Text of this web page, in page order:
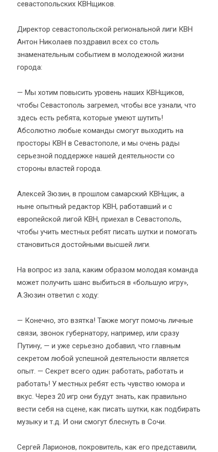
севастопольских КВНщиков.
Директор севастопольской региональной лиги КВН
Антон Николаев поздравил всех со столь
знаменательным событием в молодежной жизни
города:
— Мы хотим повысить уровень наших КВНщиков,
чтобы Севастополь загремел, чтобы все узнали, что
здесь есть ребята, которые умеют шутить!
Абсолютно любые команды смогут выходить на
просторы КВН в Севастополе, и мы очень рады
серьезной поддержке нашей деятельности со
стороны властей города.
Алексей Зюзин, в прошлом самарский КВНщик, а
ныне опытный редактор КВН, работавший и с
европейской лигой КВН, приехал в Севастополь,
чтобы учить местных ребят писать шутки и помогать
становиться достойными высшей лиги.
На вопрос из зала, каким образом молодая команда
может получить шанс выбиться в «большую игру»,
А.Зюзин ответил с ходу:
— Конечно, это взятка! Также могут помочь личные
связи, звонок губернатору, например, или сразу
Путину, — и уже серьезно добавил, что главным
секретом любой успешной деятельности является
опыт. — Секрет всего один: работать, работать и
работать! У местных ребят есть чувство юмора и
вкус. Через 20 игр они будут знать, как правильно
вести себя на сцене, как писать шутки, как подбирать
музыку и т.д. И они смогут блеснуть в Сочи.
Сергей Ларионов, покровитель, как его представили,